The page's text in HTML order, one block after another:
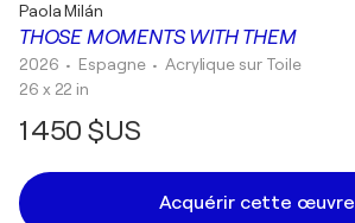
THOSE MOMENTS WITH THEM
Paola Milán
2026 • Espagne • Acrylique sur Toile
26 x 22 in
1 450 $US
Acquérir cette œuvre